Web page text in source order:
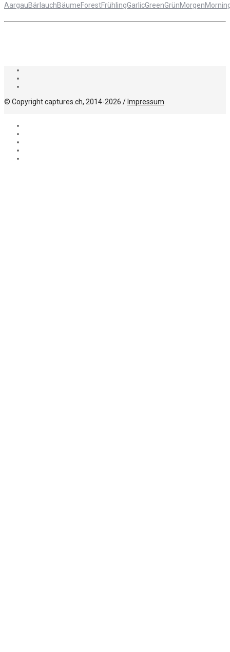
AargauBärlauchBäumeForestFrühlingGarlicGreenGrünMorgen
© Copyright captures.ch, 2014-2026 / Impressum